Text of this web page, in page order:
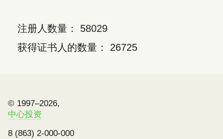
注册人数量： 58029
获得证书人的数量： 26725
© 1997–2026,
中心投资
8 (863) 2-000-000